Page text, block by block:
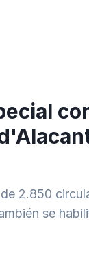
2.850
se